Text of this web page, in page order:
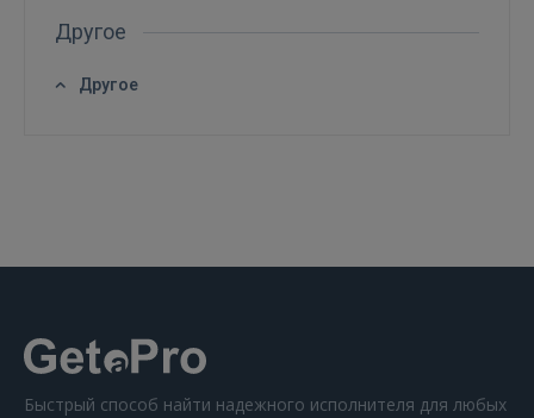
Другое
Другое
Быстрый способ найти надежного исполнителя для любых